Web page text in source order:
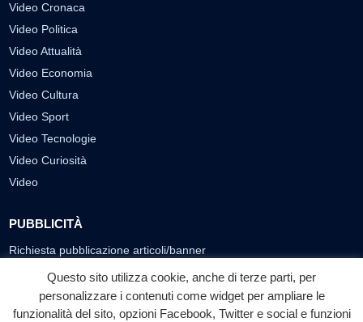
Video Cronaca
Video Politica
Video Attualità
Video Economia
Video Cultura
Video Sport
Video Tecnologie
Video Curiosità
Video
PUBBLICITÀ
Richiesta pubblicazione articoli/banner
SEGUICI SUI SOCIAL
f ◎ ▶
Questo sito utilizza cookie, anche di terze parti, per
personalizzare i contenuti come widget per ampliare le
funzionalità del sito, opzioni Facebook, Twitter e social e funzioni